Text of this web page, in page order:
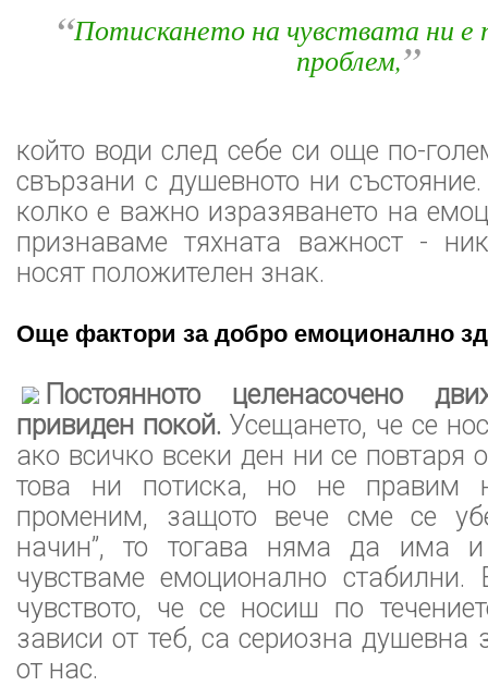
“Потискането на чувствата ни е
проблем,”
който води след себе си още по-
свързани с душевното ни
колко е важно изразяването на
признаваме тяхната важност -
носят положителен знак.
Още фактори за добро емоционално
Постоянното целенасочено
привиден покой. Усещането, че се
ако всичко всеки ден ни се повтаря
това ни потиска, но не правим
променим, защото вече сме се
начин”, то тогава няма да има
чувстваме емоционално стабилни.
чувството, че се носиш по
зависи от теб, са сериозна душевна
от нас.